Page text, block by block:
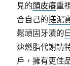
見的頭皮癢重
合自己的搓泥
鬆頑固牙漬的
速燃脂代謝請
戶，擁有更佳